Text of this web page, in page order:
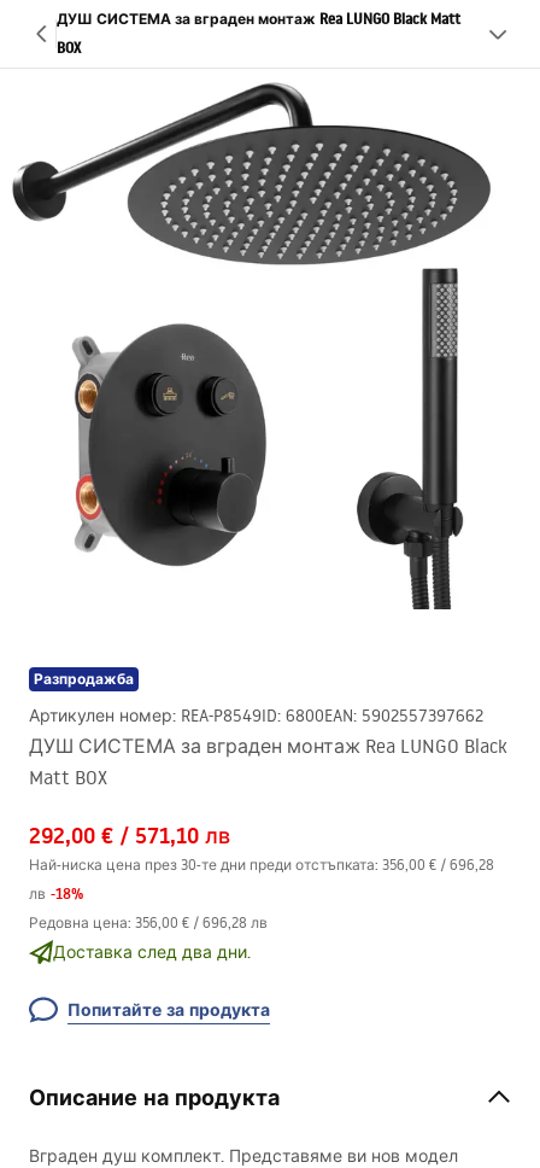
ДУШ СИСТЕМА за вграден монтаж Rea LUNGO Black Matt
BOX
Разпродажба
Артикулен номер: REA-P8549ID: 6800EAN: 5902557397662
ДУШ СИСТЕМА за вграден монтаж Rea LUNGO Black
Matt BOX
292,00 € / 571,10 лв
Най-ниска цена през 30-те дни преди отстъпката: 356,00 € / 696,28
лв -18%
Редовна цена: 356,00 € / 696,28 лв
Доставка след два дни.
Попитайте за продукта
Описание на продукта
Вграден душ комплект. Представяме ви нов модел